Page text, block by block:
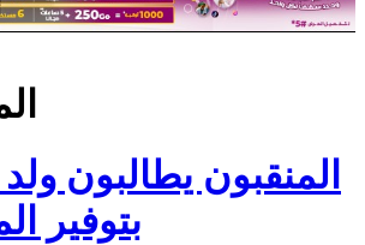
المنقبون يطالبون ولد
بتوفير